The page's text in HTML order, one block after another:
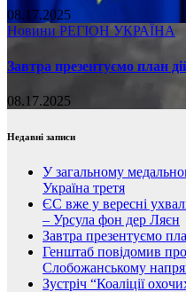
08.17.2025
Новини РЕГІОН УКРАЇНА
Завтра презентуємо план
08.17.2025
Недавні записи
У загальному
Україна третя
ЄС вже у вересні
– Урсула фон дер Ляєн
Завтра презентуємо
Генштаб повідомив
Слобожанському
Зустріч “Коаліції